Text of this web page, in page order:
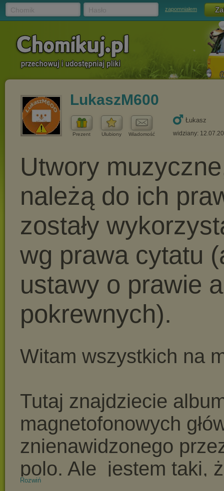
zapomniałem
LukaszM600
Prezent Ulubiony Wiadomość
Łukasz
widziany:
Rozwiń